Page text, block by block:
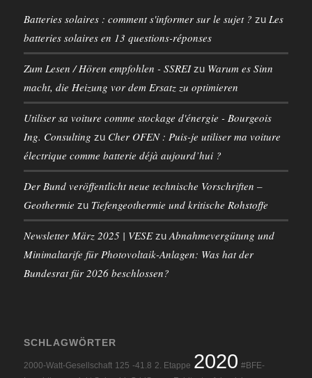
Batteries solaires : comment s'informer sur le sujet ? zu Les
batteries solaires en 13 questions-réponses
Zum Lesen / Hören empfohlen - SSREIzu Warum es Sinn
macht, die Heizung vor dem Ersatz zu optimieren
Utiliser sa voiture comme stockage d'énergie - Bourgeois
Ing. Consulting zu Cher OFEN : Puis-je utiliser ma voiture
électrique comme batterie déjà aujourd’hui ?
Der Bund veröffentlicht neue technische Vorschriften –
Geothermie zu Tiefengeothermie und kritische Rohstoffe
Newsletter März 2025 | VESEzu Abnahmevergütung und
Minimaltarife für Photovoltaik-Anlagen: Was hat der
Bundesrat für 2026 beschlossen?
SCHLAGWÖRTER
2000-Watt-Gesellschaft 125 -41.8 2. Etappe 2020 #BFE-